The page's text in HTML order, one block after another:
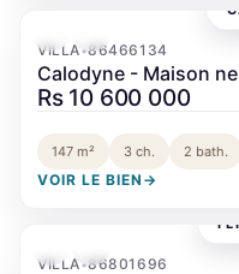
VILLA•86466134
Calodyne - Maison
Rs 10 600 000
147 m² 3 ch. 2 bath.
VOIR LE BIEN →
VILLA•86801696